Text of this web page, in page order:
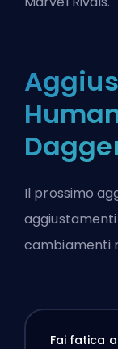
Il prossimo
cambiamenti
Fai fatica